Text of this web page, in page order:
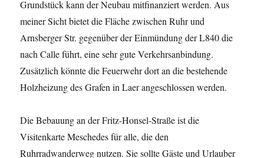
Grundstück kann der Neubau mitfinanziert werden. Aus
meiner Sicht bietet die Fläche zwischen Ruhr und
Arnsberger Str. gegenüber der Einmündung der L840 die
nach Calle führt, eine sehr gute Verkehrsanbindung.
Zusätzlich könnte die Feuerwehr dort an die bestehende
Holzheizung des Grafen in Laer angeschlossen werden.
Die Bebauung an der Fritz-Honsel-Straße ist die
Visitenkarte Meschedes für alle, die den
Ruhrradwanderweg nutzen. Sie sollte Gäste und Urlauber